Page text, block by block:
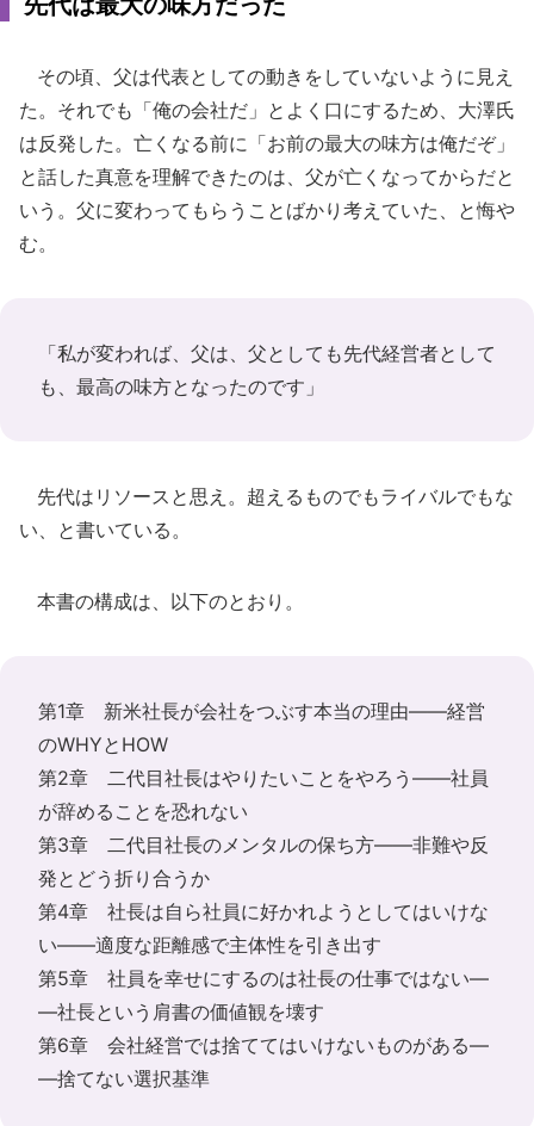
その頃、父は代表としての動きをしていないように見え
た。それでも「俺の会社だ」とよく口にするため、大澤氏
は反発した。亡くなる前に「お前の最大の味方は俺だぞ」
と話した真意を理解できたのは、父が亡くなってからだと
いう。父に変わってもらうことばかり考えていた、と悔や
む。
「私が変われば、父は、父としても先代経営者として
も、最高の味方となったのです」
先代はリソースと思え。超えるものでもライバルでもな
い、と書いている。
本書の構成は、以下のとおり。
第1章 新米社長が会社をつぶす本当の理由――経営
のWHYとHOW
第2章 二代目社長はやりたいことをやろう――社員
が辞めることを恐れない
第3章 二代目社長のメンタルの保ち方――非難や反
発とどう折り合うか
第4章 社長は自ら社員に好かれようとしてはいけな
い――適度な距離感で主体性を引き出す
第5章 社員を幸せにするのは社長の仕事ではない―
―社長という肩書の価値観を壊す
第6章 会社経営では捨ててはいけないものがある―
―捨てない選択基準